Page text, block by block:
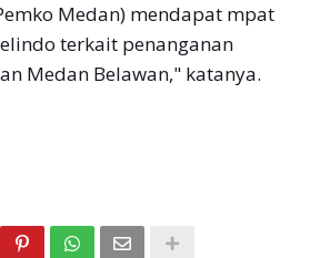
Medan) mendapat mpat
terkait penanganan
Medan Belawan," katanya.